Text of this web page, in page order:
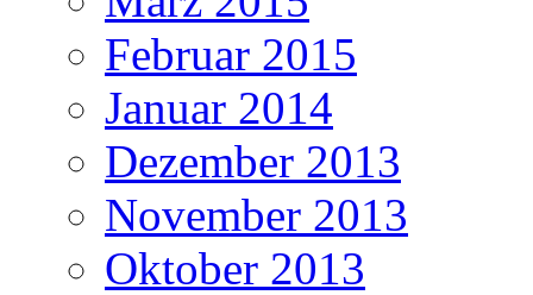
Februar 2015
Januar 2014
Dezember 2013
November 2013
Oktober 2013